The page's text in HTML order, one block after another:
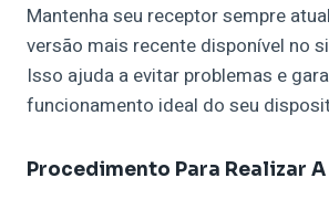
Mantenha seu receptor sempre
versão mais recente disponível no
Isso ajuda a evitar problemas e
funcionamento ideal do seu
Procedimento Para Realizar